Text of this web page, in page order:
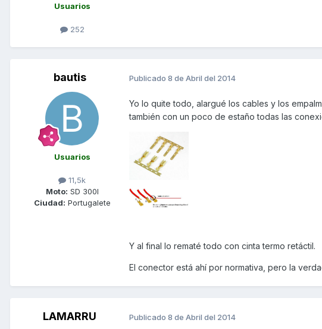
Usuarios
252
bautis
Usuarios
11,5k
Moto: SD 300I
Ciudad: Portugalete
Publicado 8 de Abril del 2014
Yo lo quite todo, alargué los cables y los
también con un poco de estaño todas las
Y al final lo rematé todo con cinta termo retáctil.
El conector está ahí por normativa, pero la
LAMARRU Publicado 8 de Abril del 2014